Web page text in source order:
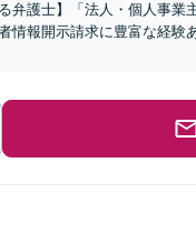
弁護士】「法人・個人事業
情報開示請求に豊富な経験